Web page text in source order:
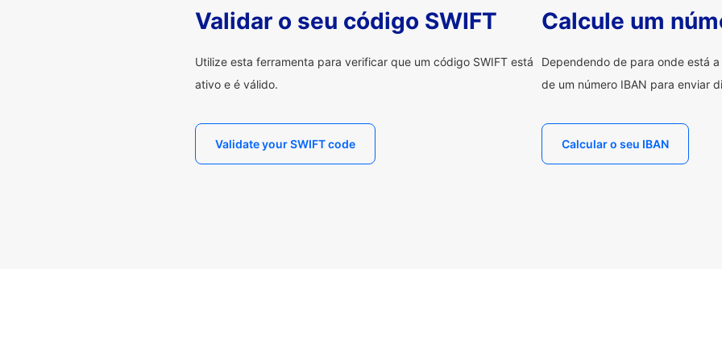
Validar o seu código SWIFT
Utilize esta ferramenta para verificar que um código SWIFT está
ativo e é válido.
Validate your SWIFT code
Calcule um
Dependendo de para onde está
de um número IBAN para enviar
Calcular o seu IBAN